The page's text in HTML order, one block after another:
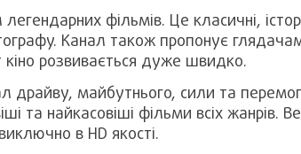
фільмів. Це класичні,
Канал також пропонує
розвивається дуже швидко.
драйву, майбутнього, сили та
та найкасовіші фільми всіх жанрів.
в HD якості.